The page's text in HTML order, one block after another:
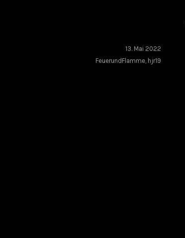
13. Mai 2022
FeuerundFlamme, hjr19